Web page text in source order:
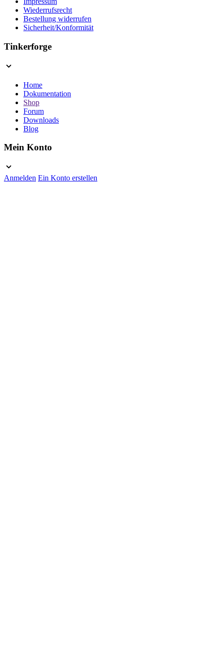
Wiederrufsrecht
Bestellung widerrufen
Sicherheit/Konformität
Tinkerforge
Home
Dokumentation
Shop
Forum
Downloads
Blog
Mein Konto
Anmelden Ein Konto erstellen